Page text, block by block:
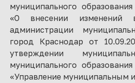
муниципального
«О внесении изменений
администрации
город Краснодар от
утверждении
муниципального
«Управление муниципальным